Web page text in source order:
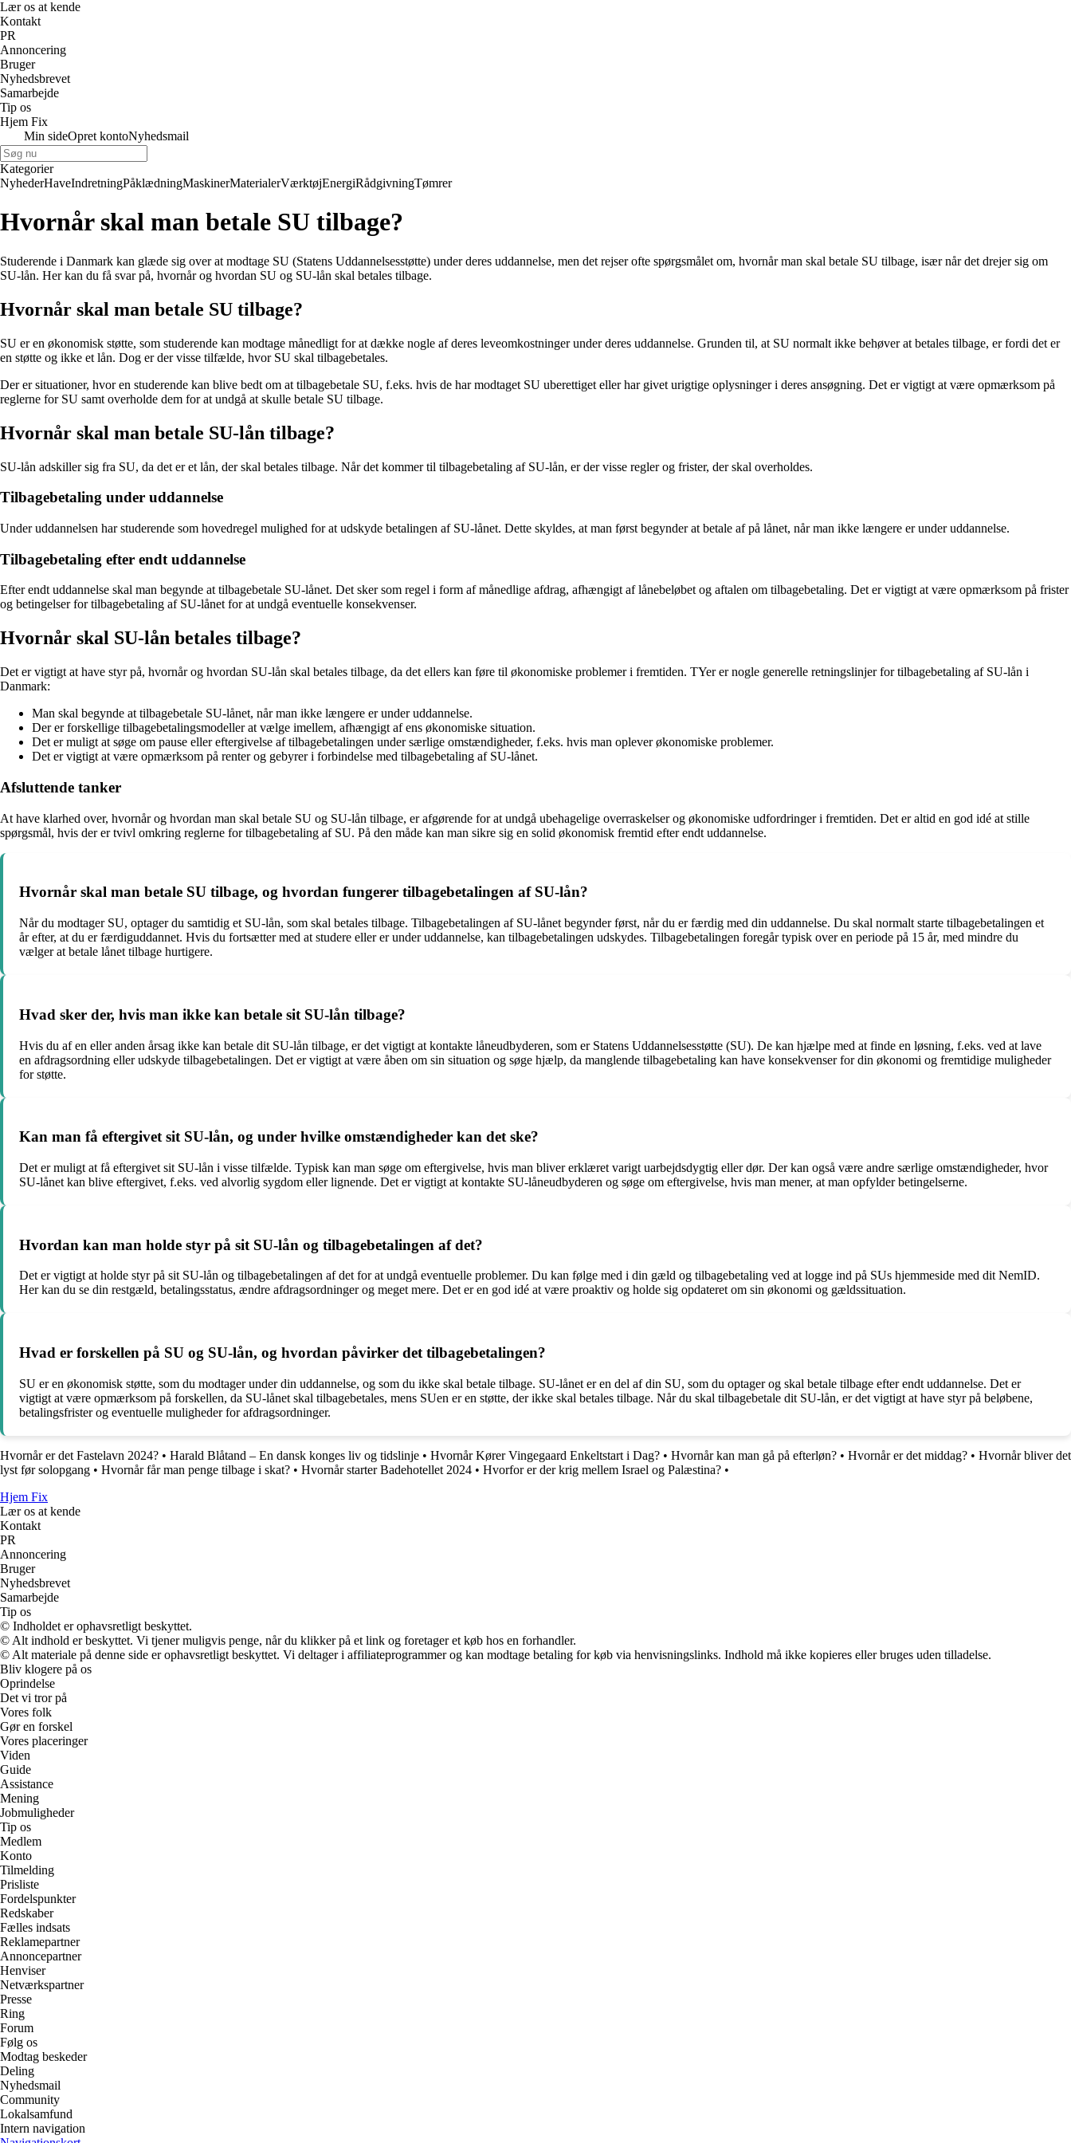
Lær os at kende
Kontakt
PR
Annoncering
Bruger
Nyhedsbrevet
Samarbejde
Tip os
Hjem Fix
Min sideOpret kontoNyhedsmail
Kategorier
NyhederHaveIndretningPåklædningMaskinerMaterialerVærktøjEnergiRådgivningTømrer
Hvornår skal man betale SU tilbage?
Studerende i Danmark kan glæde sig over at modtage SU (Statens Uddannelsesstøtte) under deres uddannelse, men det rejser ofte spørgsmålet om, hvornår man skal betale SU tilbage, især når det drejer sig om
SU-lån. Her kan du få svar på, hvornår og hvordan SU og SU-lån skal betales tilbage.
Hvornår skal man betale SU tilbage?
SU er en økonomisk støtte, som studerende kan modtage månedligt for at dække nogle af deres leveomkostninger under deres uddannelse. Grunden til, at SU normalt ikke behøver at betales tilbage, er fordi det er
en støtte og ikke et lån. Dog er der visse tilfælde, hvor SU skal tilbagebetales.
Der er situationer, hvor en studerende kan blive bedt om at tilbagebetale SU, f.eks. hvis de har modtaget SU uberettiget eller har givet urigtige oplysninger i deres ansøgning. Det er vigtigt at være opmærksom på
reglerne for SU samt overholde dem for at undgå at skulle betale SU tilbage.
Hvornår skal man betale SU-lån tilbage?
SU-lån adskiller sig fra SU, da det er et lån, der skal betales tilbage. Når det kommer til tilbagebetaling af SU-lån, er der visse regler og frister, der skal overholdes.
Tilbagebetaling under uddannelse
Under uddannelsen har studerende som hovedregel mulighed for at udskyde betalingen af SU-lånet. Dette skyldes, at man først begynder at betale af på lånet, når man ikke længere er under uddannelse.
Tilbagebetaling efter endt uddannelse
Efter endt uddannelse skal man begynde at tilbagebetale SU-lånet. Det sker som regel i form af månedlige afdrag, afhængigt af lånebeløbet og aftalen om tilbagebetaling. Det er vigtigt at være opmærksom på frister
og betingelser for tilbagebetaling af SU-lånet for at undgå eventuelle konsekvenser.
Hvornår skal SU-lån betales tilbage?
Det er vigtigt at have styr på, hvornår og hvordan SU-lån skal betales tilbage, da det ellers kan føre til økonomiske problemer i fremtiden. TYer er nogle generelle retningslinjer for tilbagebetaling af SU-lån i
Danmark:
Man skal begynde at tilbagebetale SU-lånet, når man ikke længere er under uddannelse.
Der er forskellige tilbagebetalingsmodeller at vælge imellem, afhængigt af ens økonomiske situation.
Det er muligt at søge om pause eller eftergivelse af tilbagebetalingen under særlige omstændigheder, f.eks. hvis man oplever økonomiske problemer.
Det er vigtigt at være opmærksom på renter og gebyrer i forbindelse med tilbagebetaling af SU-lånet.
Afsluttende tanker
At have klarhed over, hvornår og hvordan man skal betale SU og SU-lån tilbage, er afgørende for at undgå ubehagelige overraskelser og økonomiske udfordringer i fremtiden. Det er altid en god idé at stille
spørgsmål, hvis der er tvivl omkring reglerne for tilbagebetaling af SU. På den måde kan man sikre sig en solid økonomisk fremtid efter endt uddannelse.
Hvornår skal man betale SU tilbage, og hvordan fungerer tilbagebetalingen af SU-lån?
Når du modtager SU, optager du samtidig et SU-lån, som skal betales tilbage. Tilbagebetalingen af SU-lånet begynder først, når du er færdig med din uddannelse. Du skal normalt starte tilbagebetalingen et
år efter, at du er færdiguddannet. Hvis du fortsætter med at studere eller er under uddannelse, kan tilbagebetalingen udskydes. Tilbagebetalingen foregår typisk over en periode på 15 år, med mindre du
vælger at betale lånet tilbage hurtigere.
Hvad sker der, hvis man ikke kan betale sit SU-lån tilbage?
Hvis du af en eller anden årsag ikke kan betale dit SU-lån tilbage, er det vigtigt at kontakte låneudbyderen, som er Statens Uddannelsesstøtte (SU). De kan hjælpe med at finde en løsning, f.eks. ved at lave
en afdragsordning eller udskyde tilbagebetalingen. Det er vigtigt at være åben om sin situation og søge hjælp, da manglende tilbagebetaling kan have konsekvenser for din økonomi og fremtidige muligheder
for støtte.
Kan man få eftergivet sit SU-lån, og under hvilke omstændigheder kan det ske?
Det er muligt at få eftergivet sit SU-lån i visse tilfælde. Typisk kan man søge om eftergivelse, hvis man bliver erklæret varigt uarbejdsdygtig eller dør. Der kan også være andre særlige omstændigheder, hvor
SU-lånet kan blive eftergivet, f.eks. ved alvorlig sygdom eller lignende. Det er vigtigt at kontakte SU-låneudbyderen og søge om eftergivelse, hvis man mener, at man opfylder betingelserne.
Hvordan kan man holde styr på sit SU-lån og tilbagebetalingen af det?
Det er vigtigt at holde styr på sit SU-lån og tilbagebetalingen af det for at undgå eventuelle problemer. Du kan følge med i din gæld og tilbagebetaling ved at logge ind på SUs hjemmeside med dit NemID.
Her kan du se din restgæld, betalingsstatus, ændre afdragsordninger og meget mere. Det er en god idé at være proaktiv og holde sig opdateret om sin økonomi og gældssituation.
Hvad er forskellen på SU og SU-lån, og hvordan påvirker det tilbagebetalingen?
SU er en økonomisk støtte, som du modtager under din uddannelse, og som du ikke skal betale tilbage. SU-lånet er en del af din SU, som du optager og skal betale tilbage efter endt uddannelse. Det er
vigtigt at være opmærksom på forskellen, da SU-lånet skal tilbagebetales, mens SUen er en støtte, der ikke skal betales tilbage. Når du skal tilbagebetale dit SU-lån, er det vigtigt at have styr på beløbene,
betalingsfrister og eventuelle muligheder for afdragsordninger.
Hvornår er det Fastelavn 2024? • Harald Blåtand – En dansk konges liv og tidslinje • Hvornår Kører Vingegaard Enkeltstart i Dag? • Hvornår kan man gå på efterløn? • Hvornår er det middag? • Hvornår bliver det
lyst før solopgang • Hvornår får man penge tilbage i skat? • Hvornår starter Badehotellet 2024 • Hvorfor er der krig mellem Israel og Palæstina? •
Hjem Fix
Lær os at kende
Kontakt
PR
Annoncering
Bruger
Nyhedsbrevet
Samarbejde
Tip os
© Indholdet er ophavsretligt beskyttet.
© Alt indhold er beskyttet. Vi tjener muligvis penge, når du klikker på et link og foretager et køb hos en forhandler.
© Alt materiale på denne side er ophavsretligt beskyttet. Vi deltager i affiliateprogrammer og kan modtage betaling for køb via henvisningslinks. Indhold må ikke kopieres eller bruges uden tilladelse.
Bliv klogere på os
Oprindelse
Det vi tror på
Vores folk
Gør en forskel
Vores placeringer
Viden
Guide
Assistance
Mening
Jobmuligheder
Tip os
Medlem
Konto
Tilmelding
Prisliste
Fordelspunkter
Redskaber
Fælles indsats
Reklamepartner
Annoncepartner
Henviser
Netværkspartner
Presse
Ring
Forum
Følg os
Modtag beskeder
Deling
Nyhedsmail
Community
Lokalsamfund
Intern navigation